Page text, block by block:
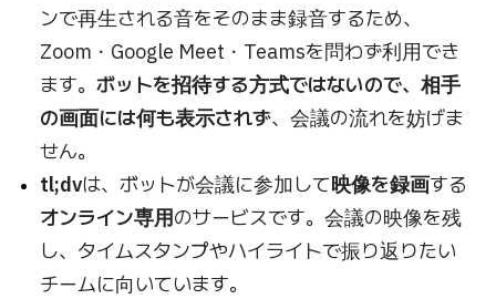
ンで再生される音をそのまま録音するため、
Zoom・Google Meet・Teamsを問わず利用でき
ます。 ボットを招待する方式ではないので、相手
の画面には何も表示されず、会議の流れを妨げま
せん。
tl;dvは、ボットが会議に参加して映像を録画する
オンライン専用のサービスです。会議の映像を残
し、タイムスタンプやハイライトで振り返りたい
チームに向いています。